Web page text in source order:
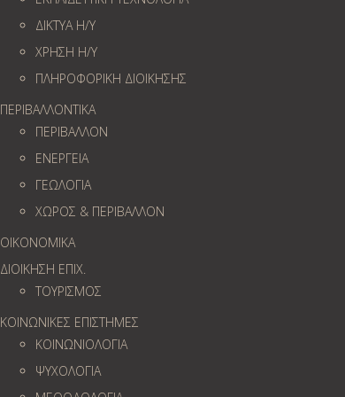
ΔΙΚΤΥΑ Η/Υ
ΧΡΗΣΗ Η/Υ
ΠΛΗΡΟΦΟΡΙΚΗ ΔΙΟΙΚΗΣΗΣ
ΠΕΡΙΒΑΛΛΟΝΤΙΚΑ
ΠΕΡΙΒΑΛΛΟΝ
ΕΝΕΡΓΕΙΑ
ΓΕΩΛOΓΙΑ
ΧΩΡΟΣ & ΠΕΡΙΒΑΛΛΟΝ
ΟΙΚΟΝΟΜΙΚΑ
ΔΙΟΙΚΗΣΗ ΕΠΙΧ.
ΤΟΥΡΙΣΜΟΣ
ΚΟΙΝΩΝΙΚΕΣ ΕΠΙΣΤΗΜΕΣ
ΚΟΙΝΩΝΙΟΛΟΓΙΑ
ΨΥΧΟΛΟΓΙΑ